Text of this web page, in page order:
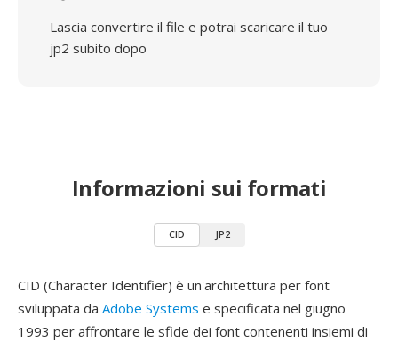
Lascia convertire il file e potrai scaricare il tuo
jp2 subito dopo
Informazioni sui formati
CID JP2
CID (Character Identifier) è un'architettura per font
sviluppata da Adobe Systems e specificata nel giugno
1993 per affrontare le sfide dei font contenenti insiemi di